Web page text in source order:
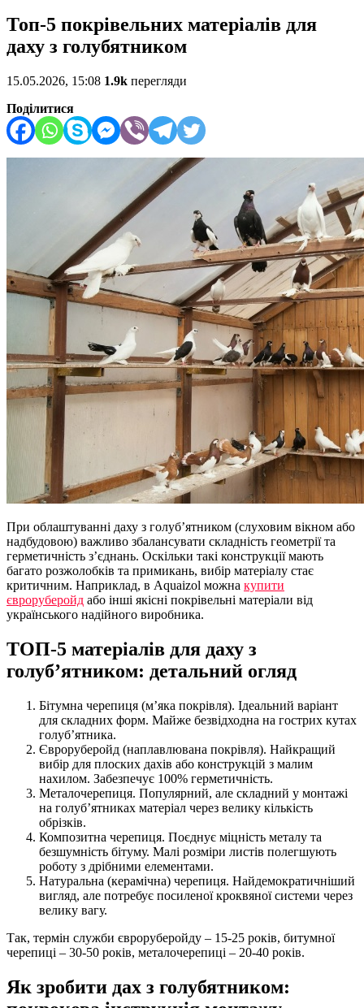
Топ-5 покрівельних матеріалів для
даху з голубятником
15.05.2026, 15:08 1.9k перегляди
Поділитися
При облаштуванні даху з голуб’ятником (слуховим вікном або
надбудовою) важливо збалансувати складність геометрії та
герметичність з’єднань. Оскільки такі конструкції мають
багато розжолобків та примикань, вибір матеріалу стає
критичним. Наприклад, в Aquaizol можна купити
євроруберойд або інші якісні покрівельні матеріали від
українського надійного виробника.
ТОП-5 матеріалів для даху з
голуб’ятником: детальний огляд
Бітумна черепиця (м’яка покрівля). Ідеальний варіант
для складних форм. Майже безвідходна на гострих кутах
голуб’ятника.
Євроруберойд (наплавлювана покрівля). Найкращий
вибір для плоских дахів або конструкцій з малим
нахилом. Забезпечує 100% герметичність.
Металочерепиця. Популярний, але складний у монтажі
на голуб’ятниках матеріал через велику кількість
обрізків.
Композитна черепиця. Поєднує міцність металу та
безшумність бітуму. Малі розміри листів полегшують
роботу з дрібними елементами.
Натуральна (керамічна) черепиця. Найдемократичніший
вигляд, але потребує посиленої кроквяної системи через
велику вагу.
Так, термін служби євроруберойду – 15-25 років, битумної
черепиці – 30-50 років, металочерепиці – 20-40 років.
Як зробити дах з голубятником: